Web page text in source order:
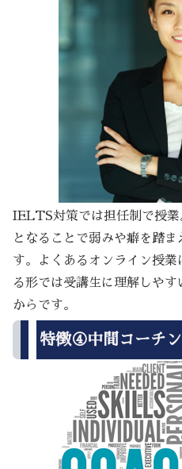
IELTS対策では担任制で授
となることで弱みや癖を踏
す。よくあるオンライン授
る形では受講生に理解しや
からです。
特徴④中間コーチ